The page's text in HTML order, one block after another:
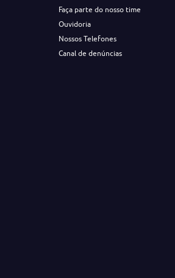
Faça parte do nosso time
Ouvidoria
Nossos Telefones
Canal de denúncias